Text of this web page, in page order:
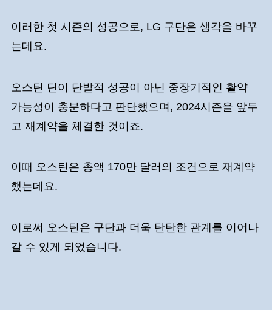
이러한 첫 시즌의 성공으로, LG 구단은 생각을 바꾸
는데요.
오스틴 딘이 단발적 성공이 아닌 중장기적인 활약
가능성이 충분하다고 판단했으며, 2024시즌을 앞두
고 재계약을 체결한 것이죠.
이때 오스틴은 총액 170만 달러의 조건으로 재계약
했는데요.
이로써 오스틴은 구단과 더욱 탄탄한 관계를 이어나
갈 수 있게 되었습니다.